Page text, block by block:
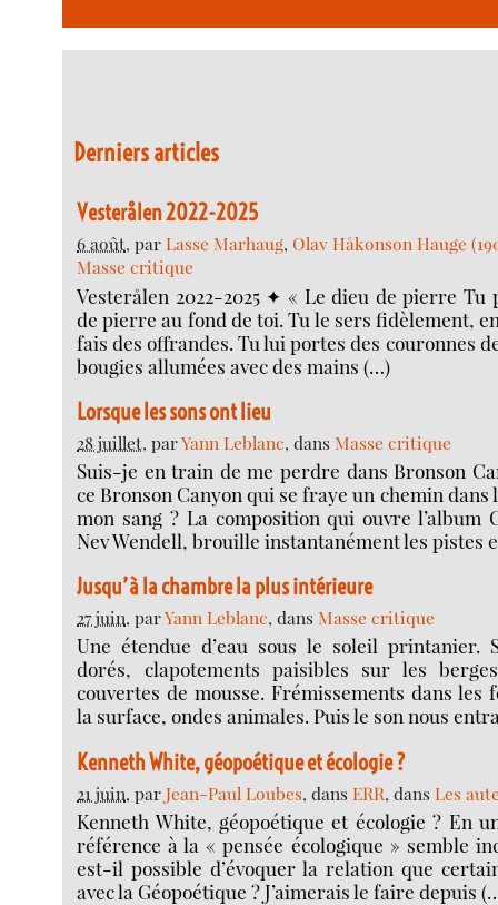
Derniers articles
Vesterålen 2022-2025
6 août, parLasse Marhaug,Olav Håkonson Hauge
Masse critique
Vesterålen 2022-2025 ✦ « Le dieu de pierre Tu
de pierre au fond de toi. Tu le sers fidèlement,
fais des offrandes. Tu lui portes des couronnes
bougies allumées avec des mains (…)
Lorsque les sons ont lieu
28 juillet, parYann Leblanc, dansMasse critique
Suis-je en train de me perdre dans Bronson
ce Bronson Canyon qui se fraye un chemin dans
mon sang ? La composition qui ouvre l’album
Nev Wendell, brouille instantanément les pistes
Jusqu’à la chambre la plus intérieure
27 juin, parYann Leblanc, dansMasse critique
Une étendue d’eau sous le soleil printanier.
dorés, clapotements paisibles sur les
couvertes de mousse. Frémissements dans les
la surface, ondes animales. Puis le son nous
Kenneth White, géopoétique et écologie ?
21 juin, parJean-Paul Loubes, dansERR, dansLes
Kenneth White, géopoétique et écologie ? En
référence à la « pensée écologique » semble
est-il possible d’évoquer la relation que
avec la Géopoétique ? J’aimerais le faire depuis